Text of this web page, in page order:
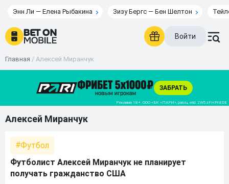
Энн Ли — Елена Рыбакина Зизу Бергс — Бен Шелтон
Войти
Главная / Алексей Миранчук
Алексей Миранчук
Футбол
Футболист Алексей Миранчук не планирует
получать гражданство США